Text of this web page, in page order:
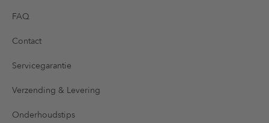
FAQ
Contact
Servicegarantie
Verzending & Levering
Onderhoudstips